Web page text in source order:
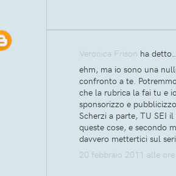
Veronica Frison ha
ehm, ma io sono una
confronto a te.
che la rubrica la fai tu e
sponsorizzo e
Scherzi a parte, TU SEI il
queste cose, e secondo
davvero mettertici sul
20 febbraio 2011 alle